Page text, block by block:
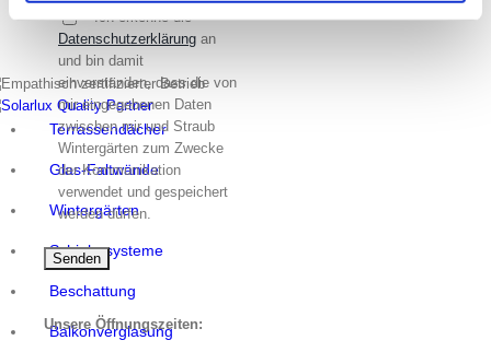
* Ich erkenne die
Datenschutzerklärung an
und bin damit
einverstanden, dass die von
mir eingegebenen Daten
zwischen mir und Straub
Wintergärten zum Zwecke
der Kommunikation
verwendet und gespeichert
werden dürfen.
Unsere Öffnungszeiten:
Terrassendächer
Glas-Faltwände
Wintergärten
Schiebesysteme
Beschattung
Balkonverglasung